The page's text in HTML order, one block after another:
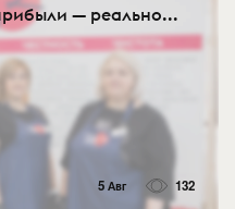
— реально...
5 Авг 132